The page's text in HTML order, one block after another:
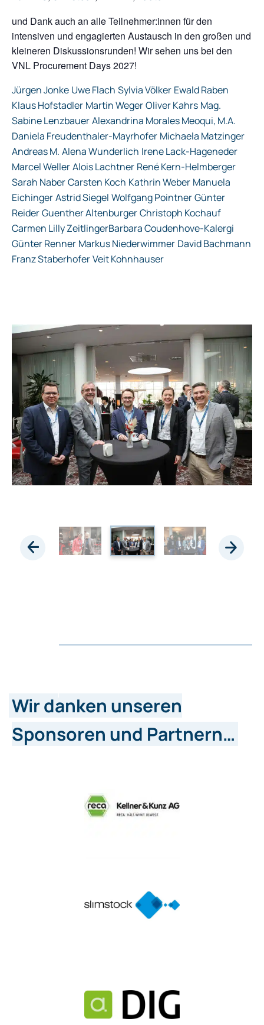
und Dank auch an alle Teilnehmer:innen für den
intensiven und engagierten Austausch in den großen und
kleineren Diskussionsrunden! Wir sehen uns bei den
VNL Procurement Days 2027!
Jürgen Jonke Uwe Flach Sylvia Völker Ewald Raben
Klaus Hofstadler Martin WegerOliver Kahrs Mag.
Sabine LenzbauerAlexandrina Morales Meoqui, M.A.
Daniela Freudenthaler-Mayrhofer Michaela Matzinger
Andreas M. Alena Wunderlich Irene Lack-Hageneder
Marcel WellerAlois Lachtner René Kern-Helmberger
Sarah NaberCarsten Koch Kathrin Weber Manuela
EichingerAstrid Siegel Wolfgang PointnerGünter
ReiderGuenther AltenburgerChristoph Kochauf
Carmen Lilly ZeitlingerBarbara Coudenhove-Kalergi
Günter Renner Markus Niederwimmer David Bachmann
Franz StaberhoferVeit Kohnhauser
Wir danken unseren
Sponsoren und Partnern…